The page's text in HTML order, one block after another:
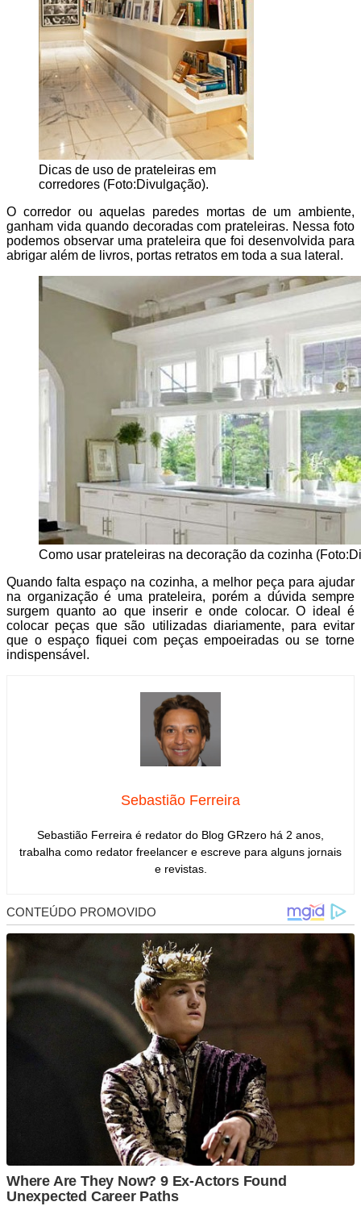
Dicas de uso de prateleiras em
corredores (Foto:Divulgação).
O corredor ou aquelas paredes mortas de um ambiente,
ganham vida quando decoradas com prateleiras. Nessa foto
podemos observar uma prateleira que foi desenvolvida para
abrigar além de livros, portas retratos em toda a sua lateral.
Como usar prateleiras na decoração da cozinha
Quando falta espaço na cozinha, a melhor peça para ajudar
na organização é uma prateleira, porém a dúvida sempre
surgem quanto ao que inserir e onde colocar. O ideal é
colocar peças que são utilizadas diariamente, para evitar
que o espaço fiquei com peças empoeiradas ou se torne
indispensável.
Sebastião Ferreira
Sebastião Ferreira é redator do Blog GRzero há 2 anos,
trabalha como redator freelancer e escreve para alguns jornais
e revistas.